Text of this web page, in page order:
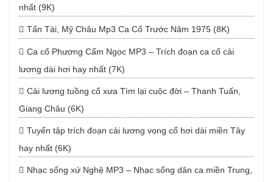
nhất (9K)
Tấn Tài, Mỹ Châu Mp3 Ca Cổ Trước Năm 1975 (8K)
Ca cổ Phương Cẩm Ngọc MP3 – Trích đoạn ca cổ cải
lương dài hơi hay nhất (7K)
Cải lương tuồng cổ xưa Tìm lại cuộc đời – Thanh Tuấn,
Giang Châu (6K)
Tuyển tập trích đoạn cải lương vọng cổ hơi dài miền Tây
hay nhất (6K)
Nhạc sống xứ Nghệ MP3 – Nhạc sống dân ca miền Trung,